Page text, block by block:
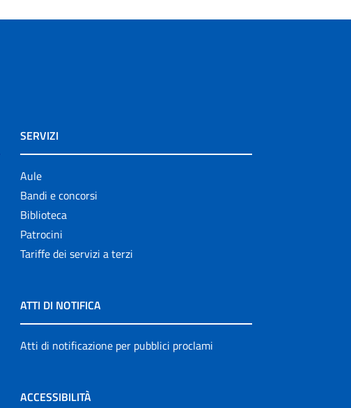
SERVIZI
Aule
Bandi e concorsi
Biblioteca
Patrocini
Tariffe dei servizi a terzi
ATTI DI NOTIFICA
Atti di notificazione per pubblici proclami
ACCESSIBILITÀ